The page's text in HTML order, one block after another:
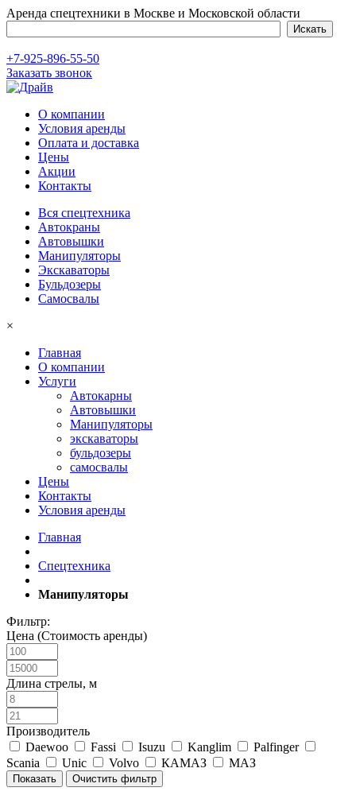
Аренда спецтехники в Москве и Московской области
+7-925-896-55-50
Заказать звонок
О компании
Условия аренды
Оплата и доставка
Цены
Акции
Контакты
Вся спецтехника
Автокраны
Автовышки
Манипуляторы
Экскаваторы
Бульдозеры
Самосвалы
×
Главная
О компании
Услуги
Автокарны
Автовышки
Манипуляторы
экскаваторы
бульдозеры
самосвалы
Цены
Контакты
Условия аренды
Главная
Спецтехника
Манипуляторы
Фильтр:
Цена (Стоимость аренды)
Длина стрелы, м
Производитель
Daewoo
Fassi Isuzu Kanglim
Palfinger
Scania
Unic Volvo КАМАЗ МАЗ